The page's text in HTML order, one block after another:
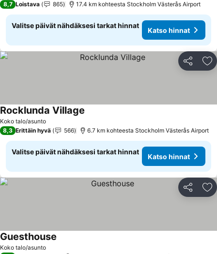
8,7 Loistava 865 17.4 km kohteesta Stockholm Västerås Airport
Valitse päivät nähdäksesi tarkat hinnat
Katso hinnat
Jaa
Koko talo/asunto
Rocklunda Village
8,3 Erittäin hyvä 566 6.7 km kohteesta Stockholm Västerås Airport
Valitse päivät nähdäksesi tarkat hinnat
Katso hinnat
Jaa
Koko talo/asunto
Guesthouse